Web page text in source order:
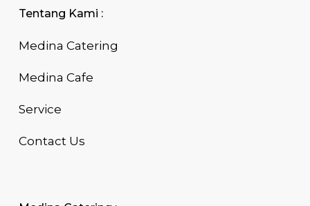
Tentang Kami :
Medina Catering
Medina Cafe
Service
Contact Us